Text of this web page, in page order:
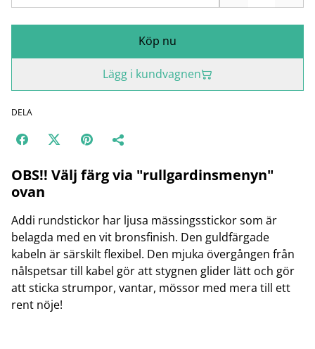
Köp nu
Lägg i kundvagnen
DELA
OBS!! Välj färg via "rullgardinsmenyn"
ovan
Addi rundstickor har ljusa mässingsstickor som är
belagda med en vit bronsfinish. Den guldfärgade
kabeln är särskilt flexibel. Den mjuka övergången från
nålspetsar till kabel gör att stygnen glider lätt och gör
att sticka strumpor, vantar, mössor med mera till ett
rent nöje!